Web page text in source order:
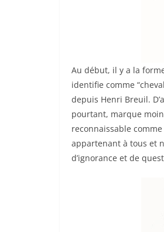
Au début, il y a la
identifie comme
depuis Henri Breuil.
pourtant, marque
reconnaissable
appartenant à tous et
d’ignorance et de